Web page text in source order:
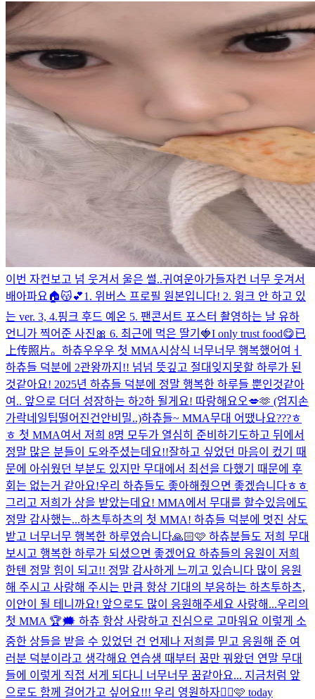
이번 자컨보고 넘 웃겨서 울은 썰..귀여운아가들자컨 너무 웃겨서
배아파요 🏠😽💕1. 위버스 프로필 원본입니다! 2. 윙크 안 하고 있
는 ver. 3, 4.핑크 후드 예온 5. 팬콘서트 포스터 촬영하는 날 유하
언니가 찍어준 사진🎀 6. 최근에 먹은 딸기🍓I only trust food😋已
上传照片。 하츄우우우 첫 MMA시상식 너무너무 행복했어여ㅓ
하츄들 덕분에 2관왕까지!! 넘넘 뜻깊고 절대잊지못할 하루가 된
것같아요! 2025년 하츄들 덕분에 정말 행복한 하루들 뿐인것같아
여.. 앞으로 더더 성장하는 하2하 될게요! 따랑해요오💋🫶 (엄지손
가락네일팁떨어진건안비밀..)하츄들~ MMA무대 어땠나요???ㅎ
ㅎ 첫 MMA여서 저희 8명 모두가 열심히 준비하기도하고 뒤에서
정말 많은 분들이 도와주셨는데요!!잘하고 싶었던 마음이 컸기 때
문에 아쉬웠던 부분도 있지만 무대에서 최선을 다했기 때문에 후
회는 없는거 같아요!우리 하츄들도 좋아해줬으면 좋겠습니다ㅎㅎ
그리고 저희가 상을 받았는데요! MMA에서 무대를 할수있음에도
정말 감사했는...하츠투하츠의 첫 MMA! 하츄들 덕분에 멋진 상도
받고 너무너무 행복한 하루였습니다🙏🏻🩷 하츄분들도 저희 무대
보시고 행복한 하루가 되셨으면 좋겠어요 하츄들의 응원이 저희
한텐 정말 힘이 되고!! 정말 감사하게 느끼고 있습니다 많이 응원
해 주시고 사랑해 주시는 만큼 항상 기대의 부응하는 하츠투하츠,
이안이 될 테니까요! 앞으로도 많이 응원해주세요 사랑해...우리의
첫 MMA 🏆🗯 하츄 항상 사랑하고 진심으로 고마워요 이렇게 소
중한 상들을 받을 수 있었던 건 언제나 저희를 믿고 응원해 준 여
러분 덕분이라고 생각해요 연습생 때부터 꿈만 꿔왔던 연말 무대
들에 이렇게 직접 서게 되다니 너무너무 꿈같아요... 지금처럼 앞
으로도 함께 걸어가고 싶어요!!! 우리 영원하자😵‍💫🩷 today